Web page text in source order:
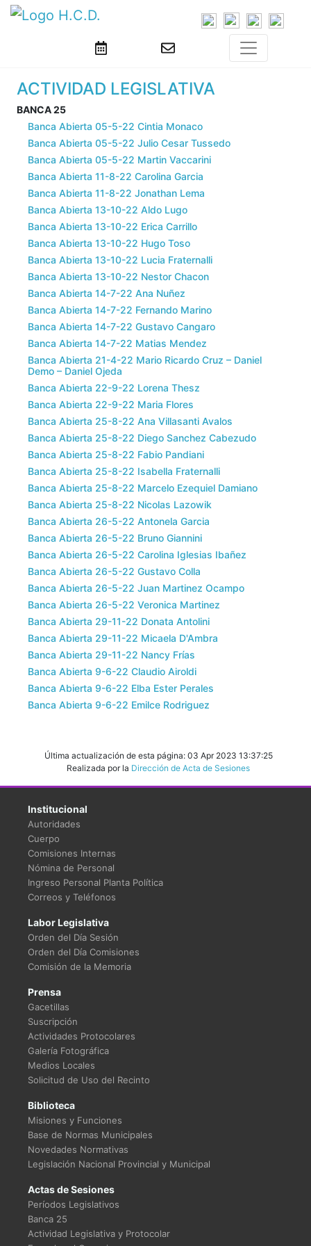
ACTIVIDAD LEGISLATIVA
BANCA 25
Banca Abierta 05-5-22 Cintia Monaco
Banca Abierta 05-5-22 Julio Cesar Tussedo
Banca Abierta 05-5-22 Martin Vaccarini
Banca Abierta 11-8-22 Carolina Garcia
Banca Abierta 11-8-22 Jonathan Lema
Banca Abierta 13-10-22 Aldo Lugo
Banca Abierta 13-10-22 Erica Carrillo
Banca Abierta 13-10-22 Hugo Toso
Banca Abierta 13-10-22 Lucia Fraternalli
Banca Abierta 13-10-22 Nestor Chacon
Banca Abierta 14-7-22 Ana Nuñez
Banca Abierta 14-7-22 Fernando Marino
Banca Abierta 14-7-22 Gustavo Cangaro
Banca Abierta 14-7-22 Matias Mendez
Banca Abierta 21-4-22 Mario Ricardo Cruz – Daniel
Demo – Daniel Ojeda
Banca Abierta 22-9-22 Lorena Thesz
Banca Abierta 22-9-22 Maria Flores
Banca Abierta 25-8-22 Ana Villasanti Avalos
Banca Abierta 25-8-22 Diego Sanchez Cabezudo
Banca Abierta 25-8-22 Fabio Pandiani
Banca Abierta 25-8-22 Isabella Fraternalli
Banca Abierta 25-8-22 Marcelo Ezequiel Damiano
Banca Abierta 25-8-22 Nicolas Lazowik
Banca Abierta 26-5-22 Antonela Garcia
Banca Abierta 26-5-22 Bruno Giannini
Banca Abierta 26-5-22 Carolina Iglesias Ibañez
Banca Abierta 26-5-22 Gustavo Colla
Banca Abierta 26-5-22 Juan Martinez Ocampo
Banca Abierta 26-5-22 Veronica Martinez
Banca Abierta 29-11-22 Donata Antolini
Banca Abierta 29-11-22 Micaela D'Ambra
Banca Abierta 29-11-22 Nancy Frías
Banca Abierta 9-6-22 Claudio Airoldi
Banca Abierta 9-6-22 Elba Ester Perales
Banca Abierta 9-6-22 Emilce Rodriguez
Última actualización de esta página: 03 Apr 2023 13:37:25
Realizada por la Dirección de Acta de Sesiones
Institucional
Autoridades
Cuerpo
Comisiones Internas
Nómina de Personal
Ingreso Personal Planta Política
Correos y Teléfonos
Labor Legislativa
Orden del Día Sesión
Orden del Día Comisiones
Comisión de la Memoria
Prensa
Gacetillas
Suscripción
Actividades Protocolares
Galería Fotográfica
Medios Locales
Solicitud de Uso del Recinto
Biblioteca
Misiones y Funciones
Base de Normas Municipales
Novedades Normativas
Legislación Nacional Provincial y Municipal
Actas de Sesiones
Períodos Legislativos
Banca 25
Actividad Legislativa y Protocolar